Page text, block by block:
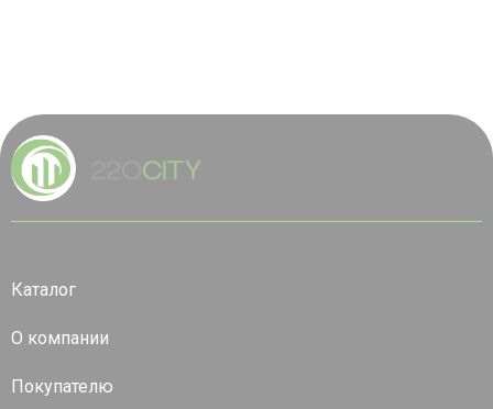
Каталог
О компании
Покупателю